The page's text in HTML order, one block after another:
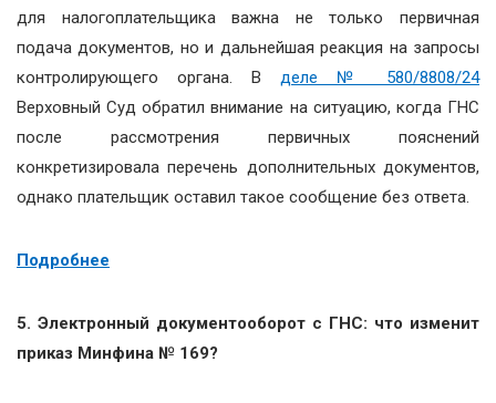
для налогоплательщика важна не только первичная
подача документов, но и дальнейшая реакция на запросы
контролирующего органа. В деле № 580/8808/24
Верховный Суд обратил внимание на ситуацию, когда ГНС
после рассмотрения первичных пояснений
конкретизировала перечень дополнительных документов,
однако плательщик оставил такое сообщение без ответа.
Подробнее
5. Электронный документооборот с ГНС: что изменит
приказ Минфина № 169?